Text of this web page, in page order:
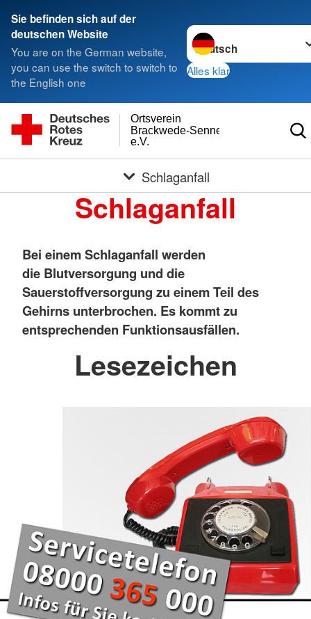
Sie befinden sich auf der
deutschen Website
You are on the German website,
you can use the switch to switch to
the English one
Sprache wechseln zu
Alles klar
e.V.
Brackwede-Senneraum
Ortsverein
Schlaganfall
Schlaganfall
Bei einem Schlaganfall werden
die Blutversorgung und die
Sauerstoffversorgung zu einem Teil des
Gehirns unterbrochen. Es kommt zu
entsprechenden Funktionsausfällen.
Lesezeichen